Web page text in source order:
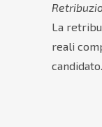
La
reali
candidato.